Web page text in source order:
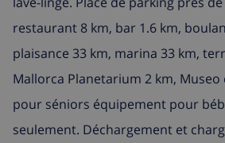
restaurant 8 km, bar 1.6 km,
plaisance 33 km, marina 33 km,
Mallorca Planetarium 2 km,
pour séniors équipement pour
seulement. Déchargement et